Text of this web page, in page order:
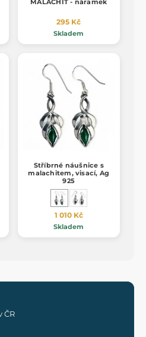
295 Kč
Skladem
Stříbrné náušnice s
malachitem, visací, Ag
925
1 010 Kč
Skladem
ČR